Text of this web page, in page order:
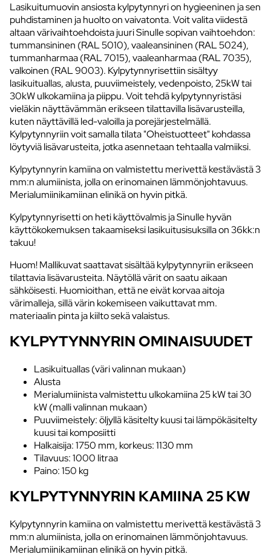
Lasikuitumuovin ansiosta kylpytynnyri on hygieeninen ja sen
puhdistaminen ja huolto on vaivatonta. Voit valita viidestä
altaan värivaihtoehdoista juuri Sinulle sopivan vaihtoehdon:
tummansininen (RAL 5010), vaaleansininen (RAL 5024),
tummanharmaa (RAL 7015), vaaleanharmaa (RAL 7035),
valkoinen (RAL 9003). Kylpytynnyrisettiin sisältyy
lasikuituallas, alusta, puuviimeistely, vedenpoisto, 25kW tai
30kW ulkokamiina ja piippu. Voit tehdä kylpytynnyristäsi
vieläkin näyttävämmän erikseen tilattavilla lisävarusteilla,
kuten näyttävillä led-valoilla ja porejärjestelmällä.
Kylpytynnyriin voit samalla tilata "Oheistuotteet" kohdassa
löytyviä lisävarusteita, jotka asennetaan tehtaalla valmiiksi.
Kylpytynnyrin kamiina on valmistettu merivettä kestävästä 3
mm:n alumiinista, jolla on erinomainen lämmönjohtavuus.
Merialumiinikamiinan elinikä on hyvin pitkä.
Kylpytynnyrisetti on heti käyttövalmis ja Sinulle hyvän
käyttökokemuksen takaamiseksi lasikuitusisuksilla on 36kk:n
takuu!
Huom! Mallikuvat saattavat sisältää kylpytynnyriin erikseen
tilattavia lisävarusteita. Näytöllä värit on saatu aikaan
sähköisesti. Huomioithan, että ne eivät korvaa aitoja
värimalleja, sillä värin kokemiseen vaikuttavat mm.
materiaalin pinta ja kiilto sekä valaistus.
KYLPYTYNNYRIN OMINAISUUDET
Lasikuituallas (väri valinnan mukaan)
Alusta
Merialumiinista valmistettu ulkokamiina 25 kW tai 30
kW (malli valinnan mukaan)
Puuviimeistely: öljyllä käsitelty kuusi tai lämpökäsitelty
kuusi tai komposiitti
Halkaisija: 1750 mm, korkeus: 1130 mm
Tilavuus: 1000 litraa
Paino: 150 kg
KYLPYTYNNYRIN KAMIINA 25 KW
Kylpytynnyrin kamiina on valmistettu merivettä kestävästä 3
mm:n alumiinista, jolla on erinomainen lämmönjohtavuus.
Merialumiinikamiinan elinikä on hyvin pitkä.